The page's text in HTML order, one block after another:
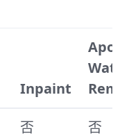
Inpaint
否 否